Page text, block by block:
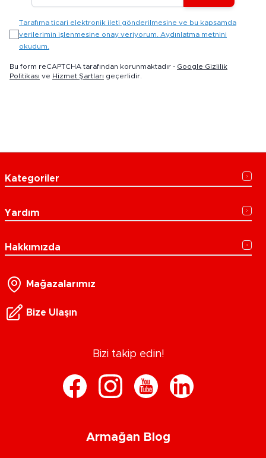
Tarafıma ticari elektronik ileti gönderilmesine ve bu kapsamda
verilerimin işlenmesine onay veriyorum. Aydınlatma metnini
okudum.
Bu form reCAPTCHA tarafından korunmaktadır - Google Gizlilik
Politikası ve Hizmet Şartları geçerlidir.
Kategoriler
Yardım
Hakkımızda
Mağazalarımız
Bize Ulaşın
Bizi takip edin!
Armağan Blog